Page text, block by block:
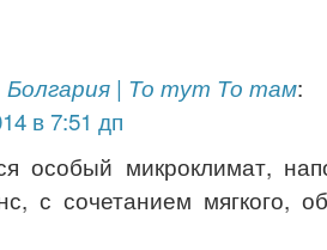
| То тут То там:
в 7:51 дп
особый микроклимат,
с сочетанием мягкого,